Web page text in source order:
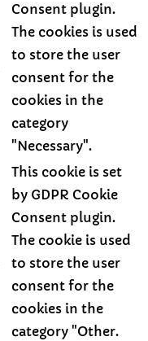
Consent plugin.
The cookies is used
to store the user
consent for the
cookies in the
category
"Necessary".
This cookie is set
by GDPR Cookie
Consent plugin.
The cookie is used
to store the user
consent for the
cookies in the
category "Other.